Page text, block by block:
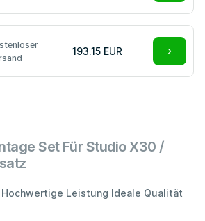
193.15 EUR
Set Für Studio X30 /
Leistung Ideale Qualität